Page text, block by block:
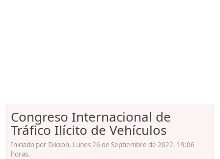
Congreso Internacional de
Tráfico Ilícito de Vehículos
Iniciado por Dikxon, Lunes 26 de Septiembre de 2022. 19:06
horas.